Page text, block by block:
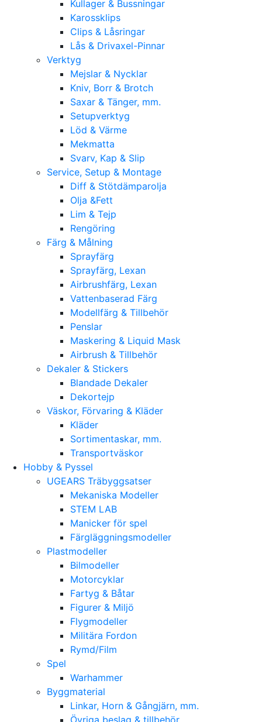
Kullager & Bussningar
Karossklips
Clips & Låsringar
Lås & Drivaxel-Pinnar
Verktyg
Mejslar & Nycklar
Kniv, Borr & Brotch
Saxar & Tänger, mm.
Setupverktyg
Löd & Värme
Mekmatta
Svarv, Kap & Slip
Service, Setup & Montage
Diff & Stötdämparolja
Olja &Fett
Lim & Tejp
Rengöring
Färg & Målning
Sprayfärg
Sprayfärg, Lexan
Airbrushfärg, Lexan
Vattenbaserad Färg
Modellfärg & Tillbehör
Penslar
Maskering & Liquid Mask
Airbrush & Tillbehör
Dekaler & Stickers
Blandade Dekaler
Dekortejp
Väskor, Förvaring & Kläder
Kläder
Sortimentaskar, mm.
Transportväskor
Hobby & Pyssel
UGEARS Träbyggsatser
Mekaniska Modeller
STEM LAB
Manicker för spel
Färgläggningsmodeller
Plastmodeller
Bilmodeller
Motorcyklar
Fartyg & Båtar
Figurer & Miljö
Flygmodeller
Militära Fordon
Rymd/Film
Spel
Warhammer
Byggmaterial
Linkar, Horn & Gångjärn, mm.
Övriga beslag & tillbehör